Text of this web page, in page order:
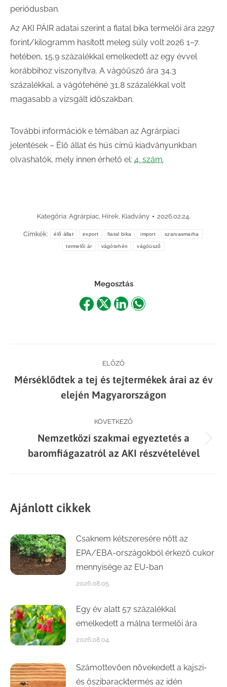
periódusban.
Az AKI PÁIR adatai szerint a fiatal bika termelői ára 2297
forint/kilogramm hasított meleg súly volt 2026 1–7.
hetében, 15,9 százalékkal emelkedett az egy évvel
korábbihoz viszonyítva. A vágóüsző ára 34,3
százalékkal, a vágótehéné 31,8 százalékkal volt
magasabb a vizsgált időszakban.
További információk e témában az Agrárpiaci
jelentések – Élő állat és hús című kiadványunkban
olvashatók, mely innen érhető el: 4. szám.
Kategória: Agrárpiac, Hírek, Kiadvány 2026.02.24.
Címkék: élő állat export fiatal bika import szarvasmarha
termelői ár vágótehén vágóüsző
Megosztás
ShareShareShareShare
navigation
ELŐZŐ
Previous
post:
Mérséklődtek a tej és tejtermékek árai az év
elején Magyarországon
KÖVETKEZŐ
Next
post:
Nemzetközi szakmai egyeztetés a
baromfiágazatról az AKI részvételével
Ajánlott cikkek
Csaknem kétszeresére nőtt az
EPA/EBA-országokból érkező cukor
mennyisége az EU-ban
2026.08.05.
Egy év alatt 57 százalékkal
emelkedett a málna termelői ára
2026.08.04.
Számottevően növekedett a kajszi-
és őszibaracktermés az idén